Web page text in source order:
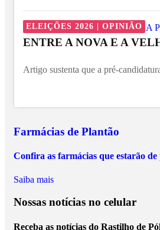
ELEIÇÕES 2026 | OPINIÃO
ENTRE A NOVA E A
Artigo sustenta que a pré-
Farmácias de Plantão
Confira as farmácias que estarão de
Saiba mais
Nossas notícias no celular
Receba as notícias do Rastilho de